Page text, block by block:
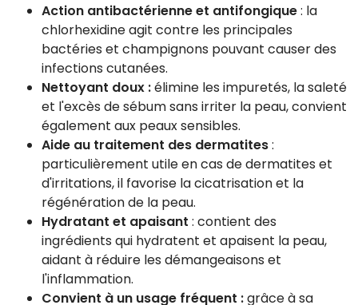
Action antibactérienne et antifongique: la
chlorhexidine agit contre les principales
bactéries et champignons pouvant causer des
infections cutanées.
Nettoyant doux :élimine les impuretés, la saleté
et l'excès de sébum sans irriter la peau, convient
également aux peaux sensibles.
Aide au traitement des dermatites:
particulièrement utile en cas de dermatites et
d'irritations, il favorise la cicatrisation et la
régénération de la peau.
Hydratant et apaisant : contient des
ingrédients qui hydratent et apaisent la peau,
aidant à réduire les démangeaisons et
l'inflammation.
Convient à un usage fréquent :grâce à sa